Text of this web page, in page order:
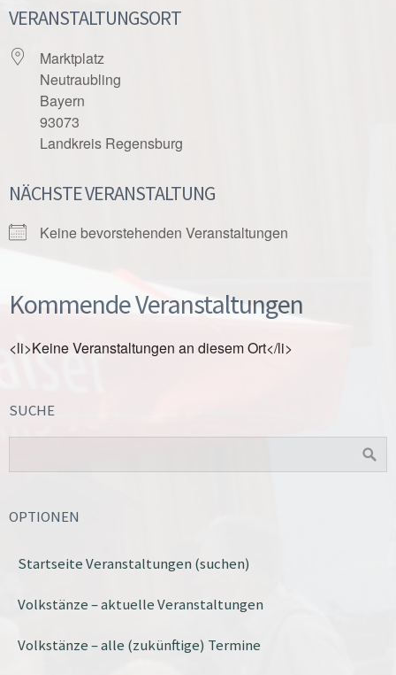
VERANSTALTUNGSORT
Marktplatz
Neutraubling
Bayern
93073
Landkreis Regensburg
NÄCHSTE VERANSTALTUNG
Keine bevorstehenden Veranstaltungen
Kommende Veranstaltungen
<li>Keine Veranstaltungen an diesem Ort</li>
SUCHE
OPTIONEN
Startseite Veranstaltungen (suchen)
Volkstänze – aktuelle Veranstaltungen
Volkstänze – alle (zukünftige) Termine